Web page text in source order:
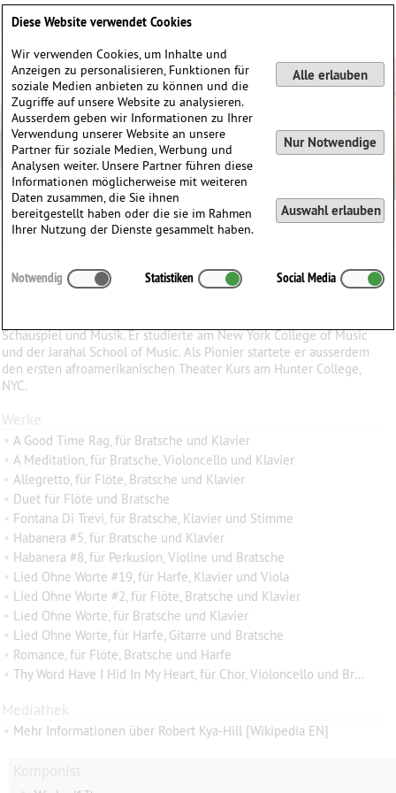
Robert Kya-Hill
Kya-Hill
∗ 04.12.1930 inWhitakers, North Carolina, USA
Schauspiel und Musik. Er studierte am New York College of Music
und der Jarahal School of Music. Als Pionier startete er ausserdem
den ersten afroamerikanischen Theater Kurs am Hunter College,
NYC.
Werke
• A Good Time Rag, für Bratsche und Klavier
• A Meditation, für Bratsche, Violoncello und Klavier
• Allegretto, für Flöte, Bratsche und Klavier
• Duet für Flöte und Bratsche
• Fontana Di Trevi, für Bratsche, Klavier und Stimme
• Habanera #5, für Bratsche und Klavier
• Habanera #8, für Perkusion, Violine und Bratsche
• Lied Ohne Worte #19, für Harfe, Klavier und Viola
• Lied Ohne Worte #2, für Flöte, Bratsche und Klavier
• Lied Ohne Worte, für Bratsche und Klavier
• Lied Ohne Worte, für Harfe, Gitarre und Bratsche
• Romance, für Flöte, Bratsche und Harfe
• Thy Word Have I Hid In My Heart, für Chor, Violoncello und Bratsche
Mediathek
• Mehr Informationen über Robert Kya-Hill [Wikipedia EN]
Diese Website verwendet Cookies
Wir verwenden Cookies, um Inhalte und
Anzeigen zu personalisieren, Funktionen für
soziale Medien anbieten zu können und die
Zugriffe auf unsere Website zu analysieren.
Ausserdem geben wir Informationen zu Ihrer
Verwendung unserer Website an unsere
Partner für soziale Medien, Werbung und
Analysen weiter. Unsere Partner führen diese
Informationen möglicherweise mit weiteren
Daten zusammen, die Sie ihnen
bereitgestellt haben oder die sie im Rahmen
Ihrer Nutzung der Dienste gesammelt haben.
Alle erlauben
Nur Notwendige
Auswahl erlauben
Notwendig Statistiken Social Media